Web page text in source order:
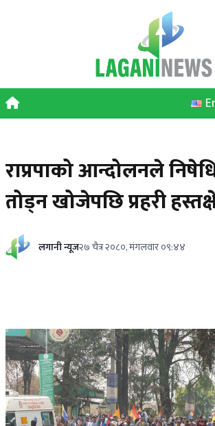
राप्रपाको आन्दोलनले
तोड्न खोजेपछि प्रहरी
लगानी न्यूज२७ चैत्र २०८०, मंगलवार ०९:४४